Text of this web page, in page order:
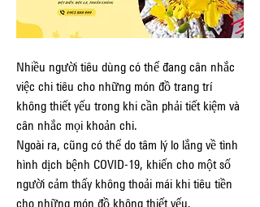
Nhiều người tiêu dùng có thể đang cân nhắc
việc chi tiêu cho những món đồ trang trí
không thiết yếu trong khi cần phải tiết kiệm và
cân nhắc mọi khoản chi.
Ngoài ra, cũng có thể do tâm lý lo lắng về tình
hình dịch bệnh COVID-19, khiến cho một số
người cảm thấy không thoải mái khi tiêu tiền
cho những món đồ không thiết yếu.